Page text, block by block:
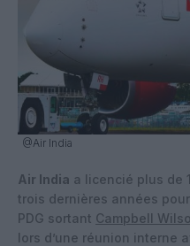
@Air India
Air India a licencié plus de
trois dernières années
PDG sortant Campbell
lors d’une réunion interne